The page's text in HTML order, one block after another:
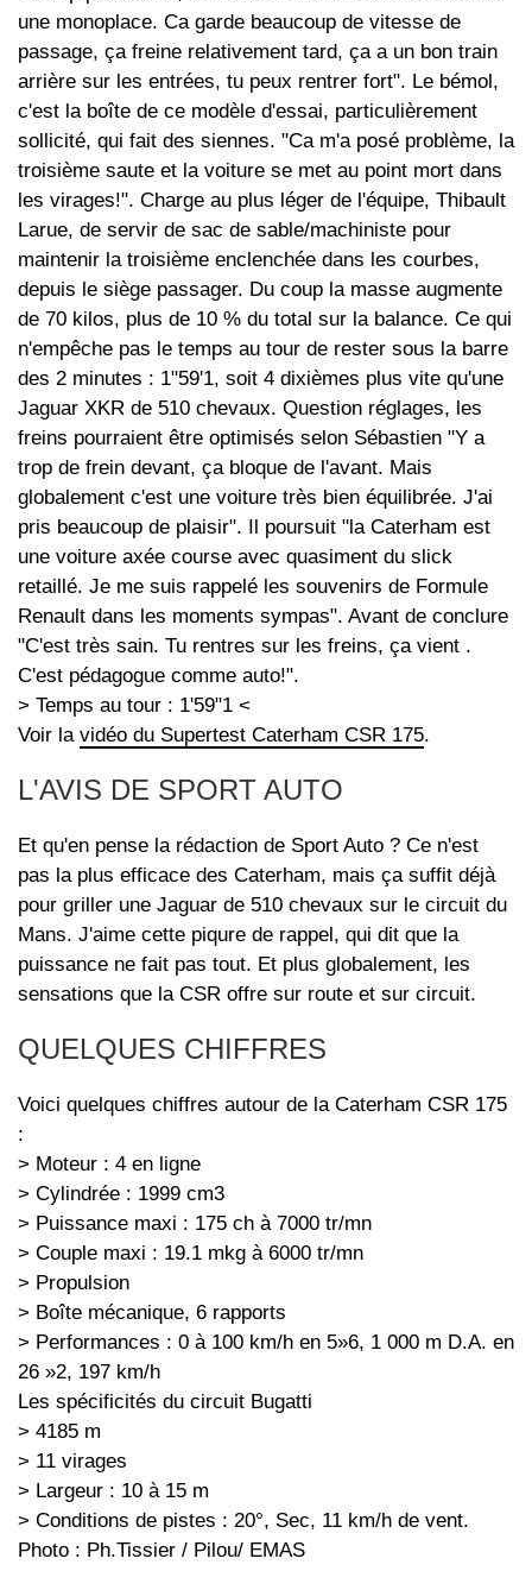
une monoplace. Ca garde beaucoup de vitesse de
passage, ça freine relativement tard, ça a un bon train
arrière sur les entrées, tu peux rentrer fort". Le bémol,
c'est la boîte de ce modèle d'essai, particulièrement
sollicité, qui fait des siennes. "Ca m'a posé problème, la
troisième saute et la voiture se met au point mort dans
les virages!". Charge au plus léger de l'équipe, Thibault
Larue, de servir de sac de sable/machiniste pour
maintenir la troisième enclenchée dans les courbes,
depuis le siège passager. Du coup la masse augmente
de 70 kilos, plus de 10 % du total sur la balance. Ce qui
n'empêche pas le temps au tour de rester sous la barre
des 2 minutes : 1"59'1, soit 4 dixièmes plus vite qu'une
Jaguar XKR de 510 chevaux. Question réglages, les
freins pourraient être optimisés selon Sébastien "Y a
trop de frein devant, ça bloque de l'avant. Mais
globalement c'est une voiture très bien équilibrée. J'ai
pris beaucoup de plaisir". Il poursuit "la Caterham est
une voiture axée course avec quasiment du slick
retaillé. Je me suis rappelé les souvenirs de Formule
Renault dans les moments sympas". Avant de conclure
"C'est très sain. Tu rentres sur les freins, ça vient .
C'est pédagogue comme auto!".
> Temps au tour : 1'59"1 <
Voir la vidéo du Supertest Caterham CSR 175.
L'AVIS DE SPORT AUTO
Et qu'en pense la rédaction de Sport Auto ? Ce n'est
pas la plus efficace des Caterham, mais ça suffit déjà
pour griller une Jaguar de 510 chevaux sur le circuit du
Mans. J'aime cette piqure de rappel, qui dit que la
puissance ne fait pas tout. Et plus globalement, les
sensations que la CSR offre sur route et sur circuit.
QUELQUES CHIFFRES
Voici quelques chiffres autour de la Caterham CSR 175
:
> Moteur : 4 en ligne
> Cylindrée : 1999 cm3
> Puissance maxi : 175 ch à 7000 tr/mn
> Couple maxi : 19.1 mkg à 6000 tr/mn
> Propulsion
> Boîte mécanique, 6 rapports
> Performances : 0 à 100 km/h en 5»6, 1 000 m D.A. en
26 »2, 197 km/h
Les spécificités du circuit Bugatti
> 4185 m
> 11 virages
> Largeur : 10 à 15 m
> Conditions de pistes : 20°, Sec, 11 km/h de vent.
Photo : Ph.Tissier / Pilou/ EMAS